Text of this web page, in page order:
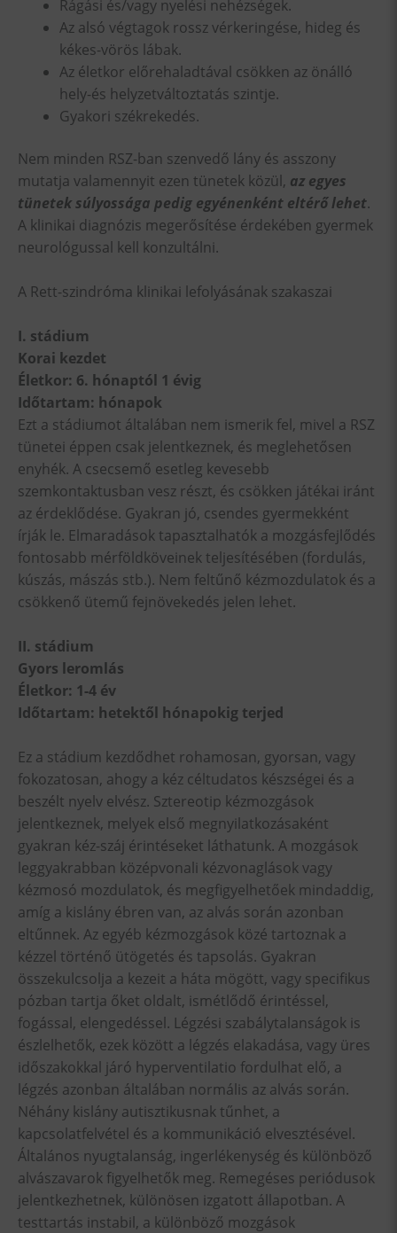
Rágási és/vagy nyelési nehézségek.
Az alsó végtagok rossz vérkeringése, hideg és
kékes-vörös lábak.
Az életkor előrehaladtával csökken az önálló
hely-és helyzetváltoztatás szintje.
Gyakori székrekedés.
Nem minden RSZ-ban szenvedő lány és asszony
mutatja valamennyit ezen tünetek közül, az egyes
tünetek súlyossága pedig egyénenként eltérő lehet.
A klinikai diagnózis megerősítése érdekében gyermek
neurológussal kell konzultálni.
A Rett-szindróma klinikai lefolyásának szakaszai
I. stádium
Korai kezdet
Életkor: 6. hónaptól 1 évig
Időtartam: hónapok
Ezt a stádiumot általában nem ismerik fel, mivel a RSZ
tünetei éppen csak jelentkeznek, és meglehetősen
enyhék. A csecsemő esetleg kevesebb
szemkontaktusban vesz részt, és csökken játékai iránt
az érdeklődése. Gyakran jó, csendes gyermekként
írják le. Elmaradások tapasztalhatók a mozgásfejlődés
fontosabb mérföldköveinek teljesítésében (fordulás,
kúszás, mászás stb.). Nem feltűnő kézmozdulatok és a
csökkenő ütemű fejnövekedés jelen lehet.
II. stádium
Gyors leromlás
Életkor: 1-4 év
Időtartam: hetektől hónapokig terjed
Ez a stádium kezdődhet rohamosan, gyorsan, vagy
fokozatosan, ahogy a kéz céltudatos készségei és a
beszélt nyelv elvész. Sztereotip kézmozgások
jelentkeznek, melyek első megnyilatkozásaként
gyakran kéz-száj érintéseket láthatunk. A mozgások
leggyakrabban középvonali kézvonaglások vagy
kézmosó mozdulatok, és megfigyelhetőek mindaddig,
amíg a kislány ébren van, az alvás során azonban
eltűnnek. Az egyéb kézmozgások közé tartoznak a
kézzel történő ütögetés és tapsolás. Gyakran
összekulcsolja a kezeit a háta mögött, vagy specifikus
pózban tartja őket oldalt, ismétlődő érintéssel,
fogással, elengedéssel. Légzési szabálytalanságok is
észlelhetők, ezek között a légzés elakadása, vagy üres
időszakokkal járó hyperventilatio fordulhat elő, a
légzés azonban általában normális az alvás során.
Néhány kislány autisztikusnak tűnhet, a
kapcsolatfelvétel és a kommunikáció elvesztésével.
Általános nyugtalanság, ingerlékenység és különböző
alvászavarok figyelhetők meg. Remegéses periódusok
jelentkezhetnek, különösen izgatott állapotban. A
testtartás instabil, a különböző mozgások